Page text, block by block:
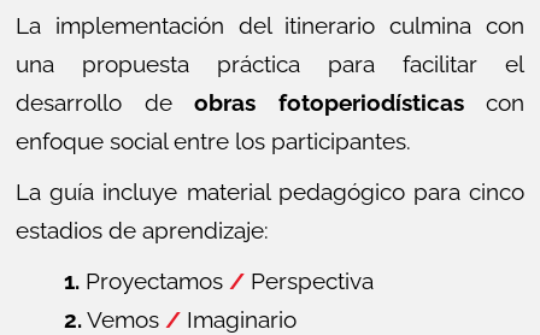
La implementación del itinerario culmina con
una propuesta práctica para facilitar el
desarrollo de obras fotoperiodísticascon
enfoque social entre los participantes.
La guía incluye material pedagógico para cinco
estadios de aprendizaje:
1. Proyectamos / Perspectiva
2.Vemos / Imaginario